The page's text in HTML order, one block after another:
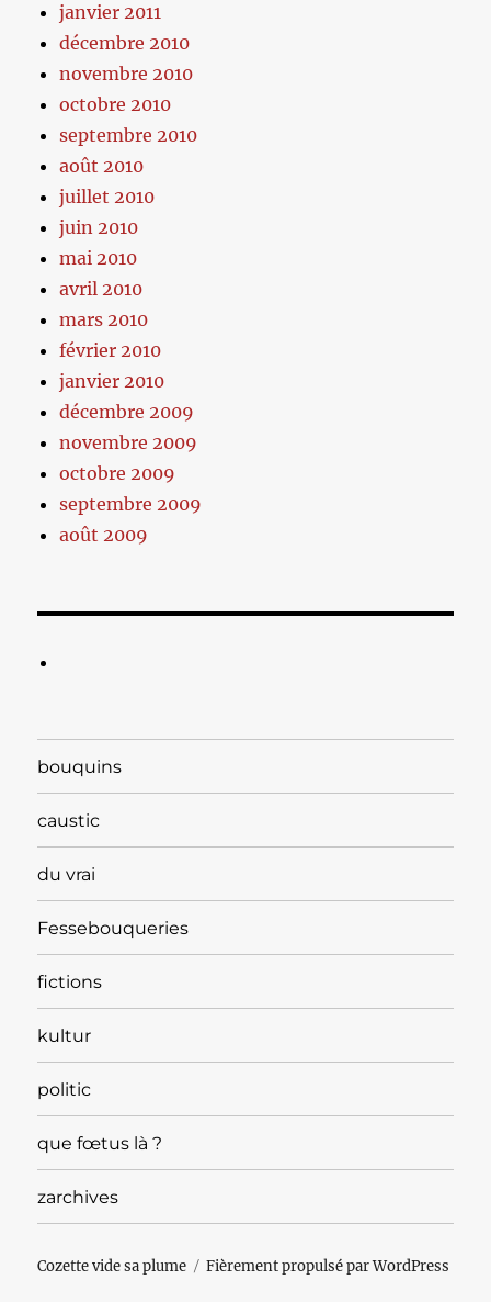
janvier 2011
décembre 2010
novembre 2010
octobre 2010
septembre 2010
août 2010
juillet 2010
juin 2010
mai 2010
avril 2010
mars 2010
février 2010
janvier 2010
décembre 2009
novembre 2009
octobre 2009
septembre 2009
août 2009
bouquins
caustic
du vrai
Fessebouqueries
fictions
kultur
politic
que fœtus là ?
zarchives
Cozette vide sa plume Fièrement propulsé par WordPress